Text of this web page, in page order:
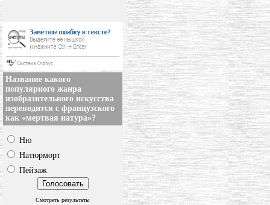
Название какого
популярного жанра
изобразительного искусства
переводится с французского
как «мертвая натура»?
Ню
Натюрморт
Пейзаж
Смотреть результаты